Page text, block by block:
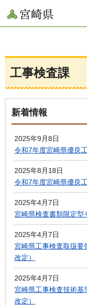
宮崎県
工事検査課
新着情報
2025年9月8日
令和7年度宮崎県優良
2025年8月18日
令和7年度宮崎県優良
2025年4月7日
宮崎県検査書類限定型
2025年4月7日
宮崎県工事検査取扱要
改定）
2025年4月7日
宮崎県工事検査技術基
改定）